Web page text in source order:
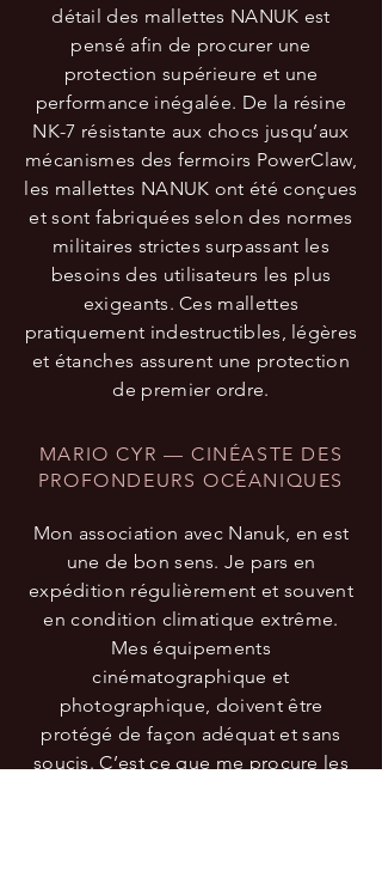
détail des mallettes NANUK est
pensé afin de procurer une
protection supérieure et une
performance inégalée. De la résine
NK-7 résistante aux chocs jusqu’aux
mécanismes des fermoirs PowerClaw,
les mallettes NANUK ont été conçues
et sont fabriquées selon des normes
militaires strictes surpassant les
besoins des utilisateurs les plus
exigeants. Ces mallettes
pratiquement indestructibles, légères
et étanches assurent une protection
de premier ordre.
MARIO CYR — CINÉASTE DES
PROFONDEURS OCÉANIQUES
Mon association avec Nanuk, en est
une de bon sens. Je pars en
expédition régulièrement et souvent
en condition climatique extrême.
Mes équipements
cinématographique et
photographique, doivent être
protégé de façon adéquat et sans
soucis. C’est ce que me procure les